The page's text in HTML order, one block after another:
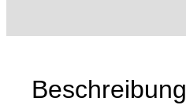
Beschreibung